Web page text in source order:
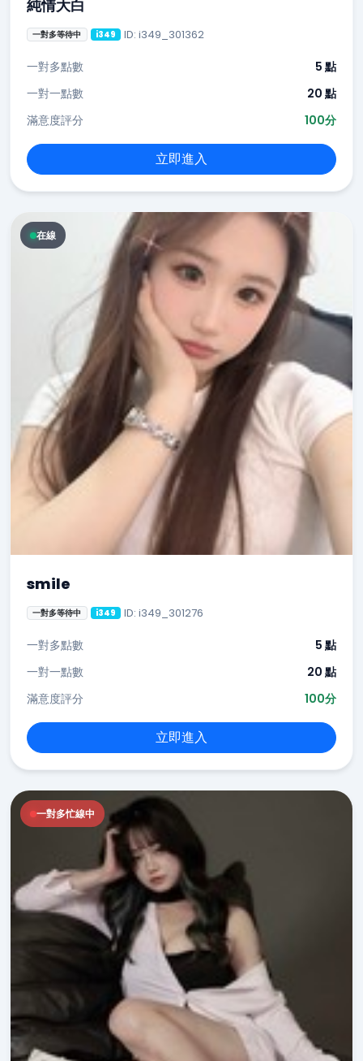
純情大白
一對多等待中 i349 ID: i349_301362
一對多點數
5 點
一對一點數
20 點
滿意度評分
100分
立即進入
在線
smile
一對多等待中 i349 ID: i349_301276
一對多點數
5 點
一對一點數
20 點
滿意度評分
100分
立即進入
一對多忙線中